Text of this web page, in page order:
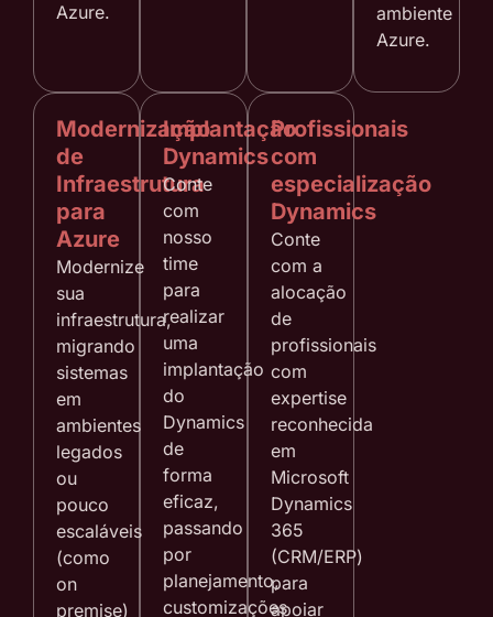
Azure.
ambiente
Azure.
Modernização
de
Infraestrutura
para
Azure
Modernize
sua
infraestrutura,
migrando
sistemas
em
ambientes
legados
ou
pouco
escaláveis
(como
on
premise)
Implantação
Dynamics
Conte
com
nosso
time
para
realizar
uma
implantação
do
Dynamics
de
forma
eficaz,
passando
por
planejamento,
customizações
Profissionais
com
especialização
Dynamics
Conte
com a
alocação
de
profissionais
com
expertise
reconhecida
em
Microsoft
Dynamics
365
(CRM/ERP)
para
apoiar